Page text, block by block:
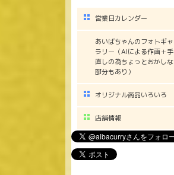
営業日カレンダー
あいばちゃんのフォトギャ
ラリー（AIによる作画＋手
直しの為ちょっとおかしな
部分もあり）
オリジナル商品いろいろ
店舗情報